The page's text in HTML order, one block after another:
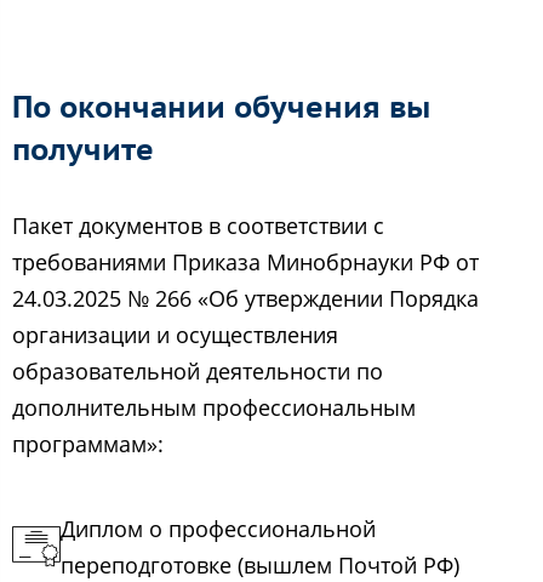
По окончании обучения вы
получите
Пакет документов в соответствии с
требованиями Приказа Минобрнауки РФ от
24.03.2025 № 266 «Об утверждении Порядка
организации и осуществления
образовательной деятельности по
дополнительным профессиональным
программам»:
Диплом о профессиональной
переподготовке (вышлем Почтой РФ)